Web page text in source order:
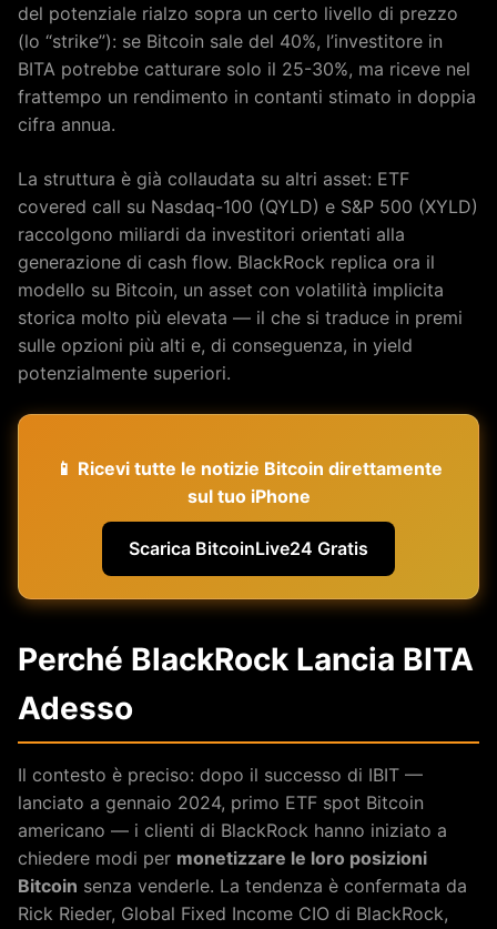
del potenziale rialzo sopra un certo livello di prezzo
(lo “strike”): se Bitcoin sale del 40%, l’investitore in
BITA potrebbe catturare solo il 25-30%, ma riceve nel
frattempo un rendimento in contanti stimato in doppia
cifra annua.
La struttura è già collaudata su altri asset: ETF
covered call su Nasdaq-100 (QYLD) e S&P 500 (XYLD)
raccolgono miliardi da investitori orientati alla
generazione di cash flow. BlackRock replica ora il
modello su Bitcoin, un asset con volatilità implicita
storica molto più elevata — il che si traduce in premi
sulle opzioni più alti e, di conseguenza, in yield
potenzialmente superiori.
📱 Ricevi tutte le notizie Bitcoin direttamente
sul tuo iPhone
Scarica BitcoinLive24 Gratis
Perché BlackRock Lancia BITA
Adesso
Il contesto è preciso: dopo il successo di IBIT —
lanciato a gennaio 2024, primo ETF spot Bitcoin
americano — i clienti di BlackRock hanno iniziato a
chiedere modi per monetizzare le loro posizioni
Bitcoin senza venderle. La tendenza è confermata da
Rick Rieder, Global Fixed Income CIO di BlackRock,